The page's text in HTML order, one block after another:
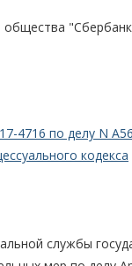
4716 по делу N
кодекса
службы